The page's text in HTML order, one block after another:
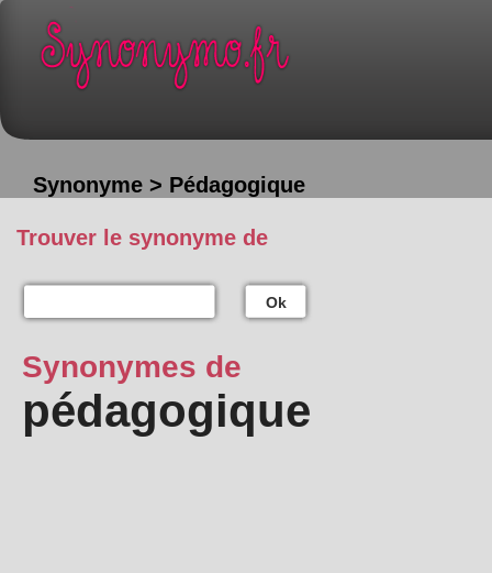
Synonyme > Pédagogique
Trouver le synonyme de
Ok
Synonymes de
pédagogique